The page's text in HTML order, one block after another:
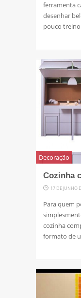
ferramenta
desenhar
pouco treino
Decoração
Cozinha
17 DE JUNHO
Para quem
cozinha
formato de